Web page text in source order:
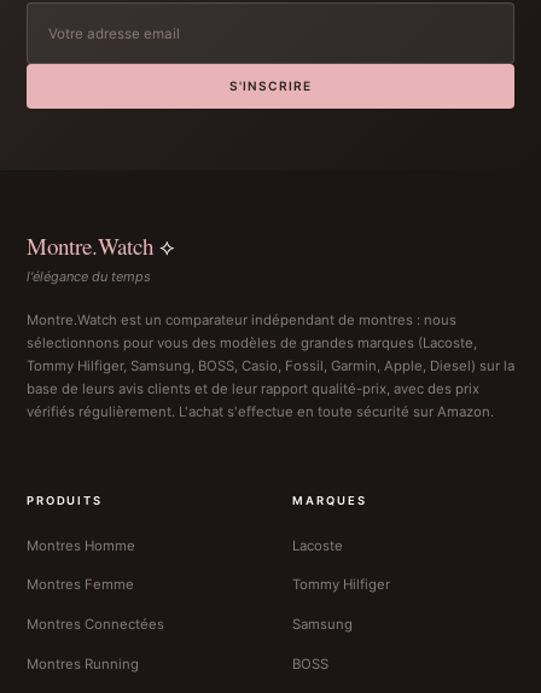
S'INSCRIRE
Montre.Watch ⟡
l'élégance du temps
Montre.Watch est un comparateur indépendant de montres : nous
sélectionnons pour vous des modèles de grandes marques (Lacoste,
Tommy Hilfiger, Samsung, BOSS, Casio, Fossil, Garmin, Apple, Diesel) sur la
base de leurs avis clients et de leur rapport qualité-prix, avec des prix
vérifiés régulièrement. L'achat s'effectue en toute sécurité sur Amazon.
PRODUITS
Montres Homme
Montres Femme
Montres Connectées
Montres Running
MARQUES
Lacoste
Tommy Hilfiger
Samsung
BOSS